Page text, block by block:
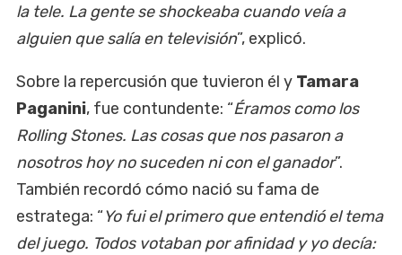
la tele. La gente se shockeaba cuando veía a
alguien que salía en televisión”, explicó.
Sobre la repercusión que tuvieron él y Tamara
Paganini, fue contundente: “Éramos como los
Rolling Stones. Las cosas que nos pasaron a
nosotros hoy no suceden ni con el ganador”.
También recordó cómo nació su fama de
estratega: “Yo fui el primero que entendió el tema
del juego. Todos votaban por afinidad y yo decía: